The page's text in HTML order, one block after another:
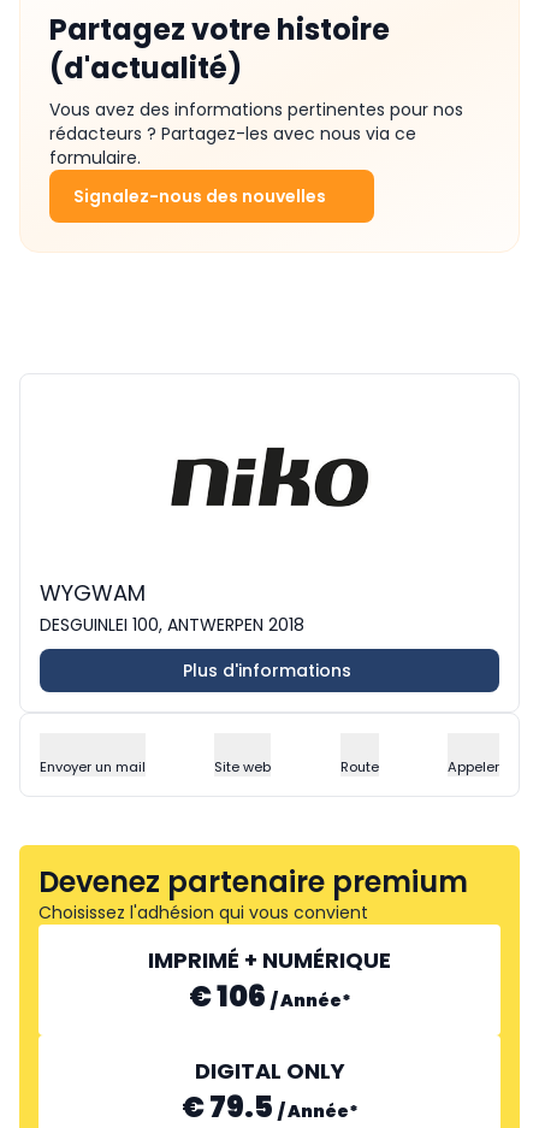
Partagez votre histoire
(d'actualité)
Vous avez des informations pertinentes pour nos
rédacteurs ? Partagez-les avec nous via ce
formulaire.
Signalez-nous des nouvelles
WYGWAM
DESGUINLEI 100, ANTWERPEN 2018
Plus d'informations
Envoyer un mail Site web Route Appeler
Devenez partenaire premium
Choisissez l'adhésion qui vous convient
IMPRIMÉ + NUMÉRIQUE
€ 106 /Année*
DIGITAL ONLY
€ 79.5 /Année*